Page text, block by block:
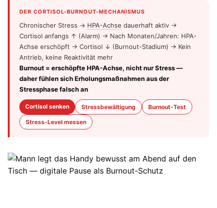
DER CORTISOL-BURNOUT-MECHANISMUS
Chronischer Stress → HPA-Achse dauerhaft aktiv →
Cortisol anfangs ↑ (Alarm) → Nach Monaten/Jahren: HPA-
Achse erschöpft → Cortisol ↓ (Burnout-Stadium) → Kein
Antrieb, keine Reaktivität mehr
Burnout = erschöpfte HPA-Achse, nicht nur Stress —
daher fühlen sich Erholungsmaßnahmen aus der
Stressphase falsch an
Cortisol senken Stressbewältigung Burnout-Test
Stress-Level messen